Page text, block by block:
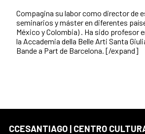
Compagina su labor como director de
seminarios y máster en diferentes
México y Colombia) . Ha sido profesor
la Accademia della Belle Arti Santa
Bande a Part de Barcelona. [/expand]
CCESANTIAGO | CENTRO